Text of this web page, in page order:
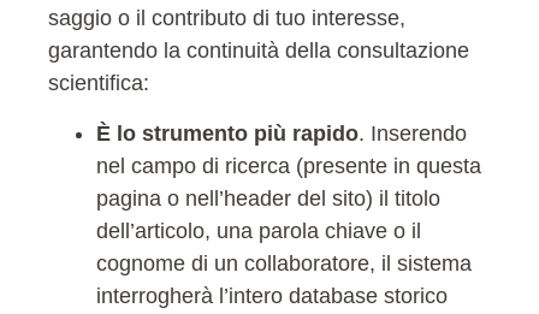
saggio o il contributo di tuo interesse,
garantendo la continuità della consultazione
scientifica:
È lo strumento più rapido. Inserendo
nel campo di ricerca (presente in questa
pagina o nell’header del sito) il titolo
dell’articolo, una parola chiave o il
cognome di un collaboratore, il sistema
interrogherà l’intero database storico